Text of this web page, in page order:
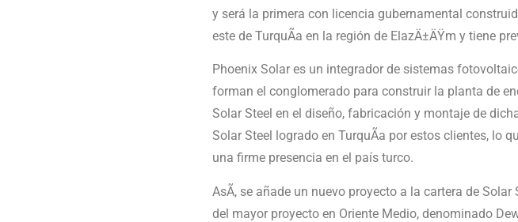
y será la primera con licencia gubernamental
este de TurquÃ­a en la región de ElazÄ±ÄŸm y tiene
Phoenix Solar es un integrador de sistemas
forman el conglomerado para construir la planta de
Solar Steel en el diseño, fabricación y montaje de
Solar Steel logrado en TurquÃ­a por estos clientes, lo
una firme presencia en el país turco.
AsÃ­, se añade un nuevo proyecto a la cartera de
del mayor proyecto en Oriente Medio, denominado